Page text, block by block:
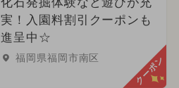
実！入園料割引クーポンも
進呈中☆
福岡県福岡市南区 クーポン